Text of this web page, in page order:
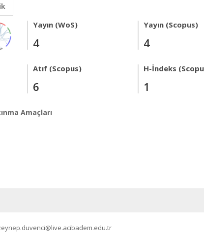
Yayın (WoS)
4
Yayın (Scopus)
4
Atıf (Scopus)
6
H-İndeks
1
Amaçları